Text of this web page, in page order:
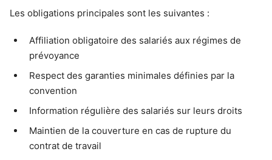
Les obligations principales sont les suivantes :
Affiliation obligatoire des salariés aux régimes de
prévoyance
Respect des garanties minimales définies par la
convention
Information régulière des salariés sur leurs droits
Maintien de la couverture en cas de rupture du
contrat de travail